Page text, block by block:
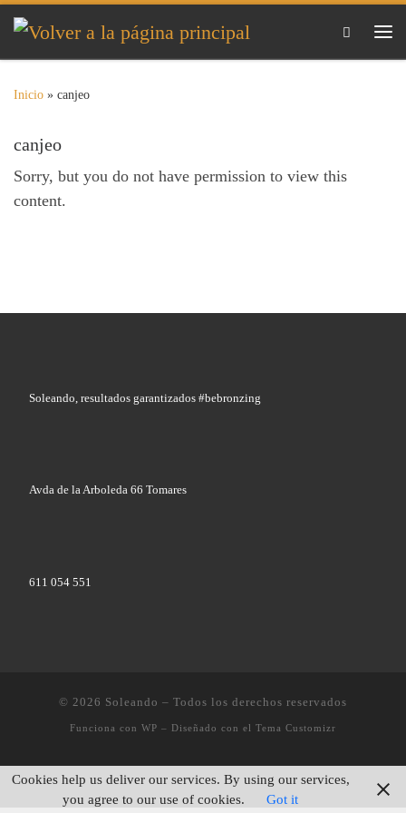
Saltar al contenido
Inicio » canjeo
canjeo
Sorry, but you do not have permission to view this
content.
Soleando, resultados garantizados #bebronzing
Avda de la Arboleda 66 Tomares
611 054 551
© 2026 Soleando – Todos los derechos reservados
Funciona con WP – Diseñado con el Tema Customizr
Cookies help us deliver our services. By using our services,
you agree to our use of cookies.
Got it